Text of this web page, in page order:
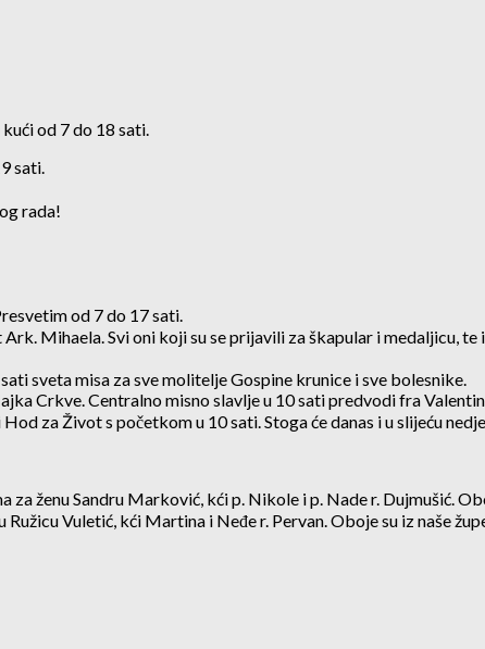
od 7 do 18 sati.
sati.
rada!
od 7 do 17 sati.
Mihaela. Svi oni koji su se prijavili za škapular i medaljicu,
sveta misa za sve molitelje Gospine krunice i sve bolesnike.
Crkve. Centralno misno slavlje u 10 sati predvodi fra
za Život s početkom u 10 sati. Stoga će danas i u slijeću
ženu Sandru Marković, kći p. Nikole i p. Nade r. Dujmušić.
Vuletić, kći Martina i Neđe r. Pervan. Oboje su iz naše